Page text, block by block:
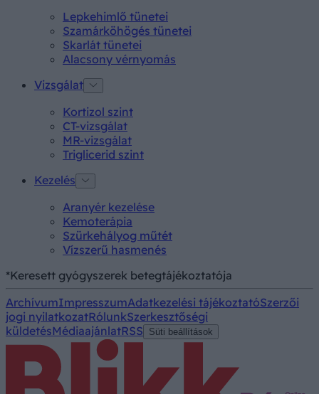
Lepkehimlő tünetei
Szamárköhögés tünetei
Skarlát tünetei
Alacsony vérnyomás
Vizsgálat
Kortizol szint
CT-vizsgálat
MR-vizsgálat
Triglicerid szint
Kezelés
Aranyér kezelése
Kemoterápia
Szürkehályog műtét
Vízszerű hasmenés
*Keresett gyógyszerek betegtájékoztatója
ArchívumImpresszumAdatkezelési tájékoztatóSzerzői
jogi nyilatkozatRólunkSzerkesztőségi
küldetésMédiaajánlatRSS Süti beállítások